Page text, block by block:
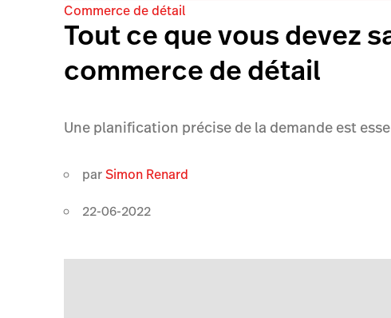
Commerce de détail
Tout ce que vous devez
commerce de détail
Une planification précise de la demande est
parSimon Renard
22-06-2022